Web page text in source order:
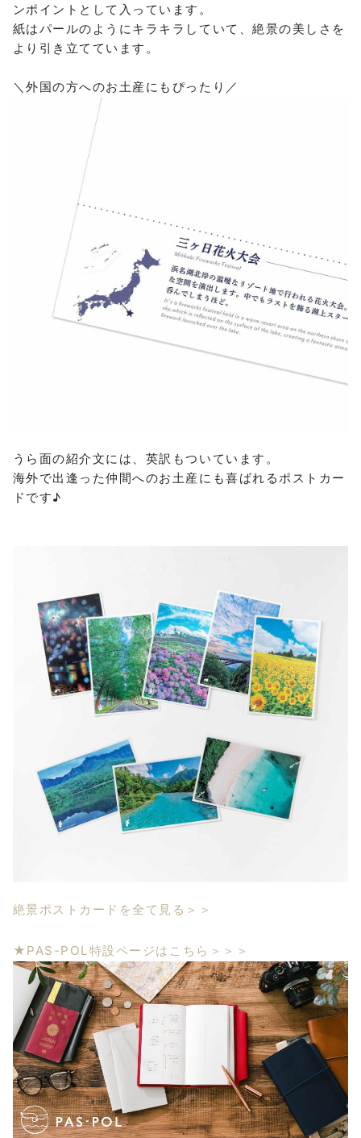
ンポイントとして入っています。
紙はパールのようにキラキラしていて、絶景の美しさを
より引き立てています。
＼外国の方へのお土産にもぴったり／
うら面の紹介文には、英訳もついています。
海外で出逢った仲間へのお土産にも喜ばれるポストカー
ドです♪
絶景ポストカードを全て見る＞＞
★PAS-POL特設ページはこちら＞＞＞